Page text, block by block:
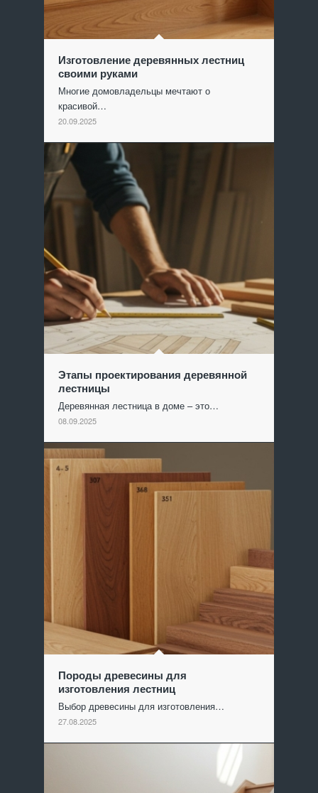
Изготовление деревянных лестниц
своими руками
Многие домовладельцы мечтают о
красивой…
20.09.2025
Этапы проектирования деревянной
лестницы
Деревянная лестница в доме – это…
08.09.2025
Породы древесины для
изготовления лестниц
Выбор древесины для изготовления…
27.08.2025